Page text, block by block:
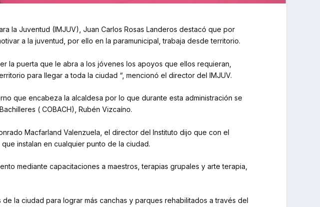
la Juventud (IMJUV), Juan Carlos Rosas Landeros destacó que por
a la juventud, por ello en la paramunicipal, trabaja desde territorio.
la puerta que le abra a los jóvenes los apoyos que ellos requieran,
para llegar a toda la ciudad “, mencionó el director del IMJUV.
que encabeza la alcaldesa por lo que durante esta administración se
( COBACH), Rubén Vizcaíno.
Macfarland Valenzuela, el director del Instituto dijo que con el
instalan en cualquier punto de la ciudad.
mediante capacitaciones a maestros, terapias grupales y arte terapia,
la ciudad para lograr más canchas y parques rehabilitados a través del